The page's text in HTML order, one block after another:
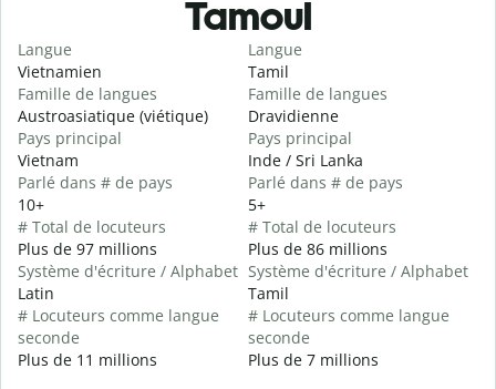
Tamoul
Langue
Vietnamien
Famille de langues
Austroasiatique (viétique)
Pays principal
Vietnam
Parlé dans # de pays
10+
# Total de locuteurs
Plus de 97 millions
Système d'écriture / Alphabet
Latin
# Locuteurs comme langue
seconde
Plus de 11 millions
Langue
Tamil
Famille de langues
Dravidienne
Pays principal
Inde / Sri Lanka
Parlé dans # de pays
5+
# Total de locuteurs
Plus de 86 millions
Système d'écriture / Alphabet
Tamil
# Locuteurs comme langue
seconde
Plus de 7 millions